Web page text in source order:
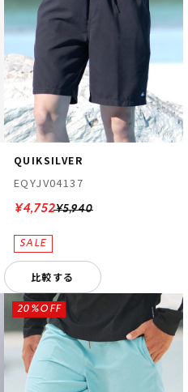
QUIKSILVER
EQYJV04137
¥5,940
¥4,752
比較する
20%OFF